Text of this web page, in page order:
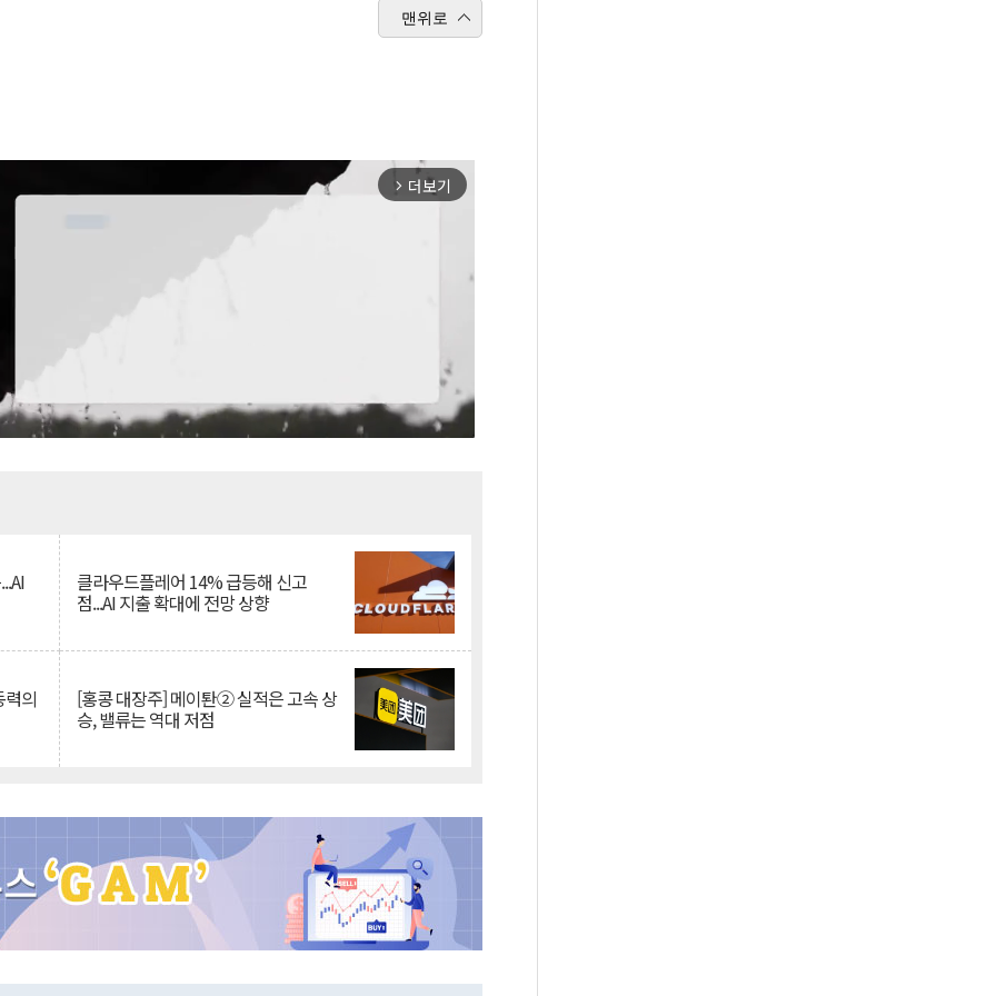
맨위로
arrow_forward_ios 더보기
클라우드플레어 14% 급등해 신고
점...AI 지출 확대에 전망 상향
의 [홍콩 대장주] 메이퇀② 실적은 고속 상
승, 밸류는 역대 저점